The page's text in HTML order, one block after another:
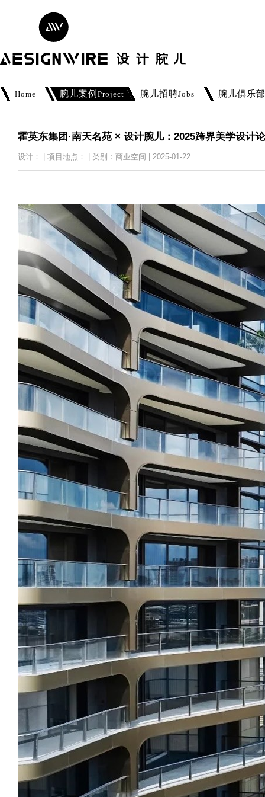
Home 腕儿案例 Project 腕儿招聘Jobs 腕儿俱乐部
霍英东集团·南天名苑 × 设计腕儿：2025跨界美学设计
设计： | 项目地点： | 类别：商业空间 | 2025-01-22